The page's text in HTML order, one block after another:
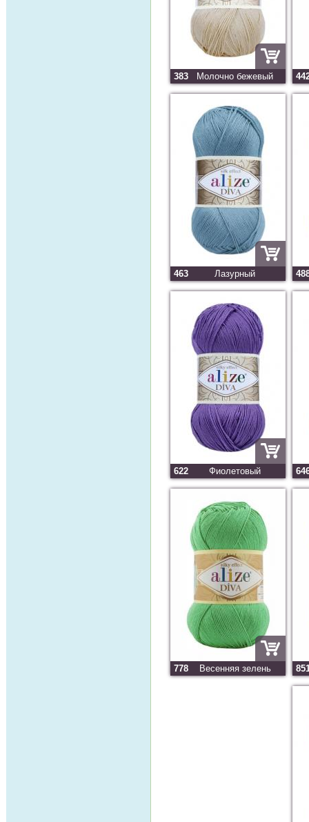
383 Молочно бежевый
463 Лазурный
622 Фиолетовый
778 Весенняя зелень